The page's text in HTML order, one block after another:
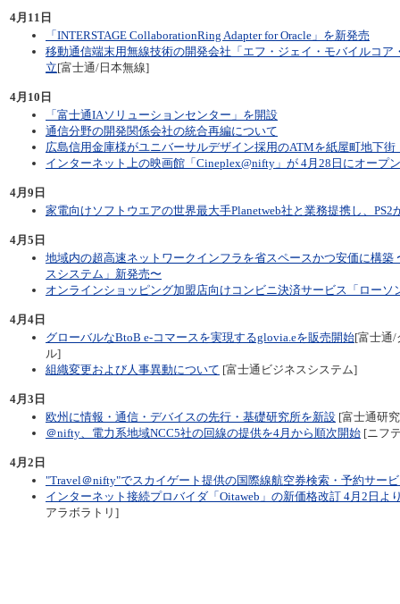
4月11日
「INTERSTAGE CollaborationRing Adapter for Oracle」を新発売
移動通信端末用無線技術の開発会社「エフ・ジェイ・モバイルコア
立[富士通/日本無線]
4月10日
「富士通IAソリューションセンター」を開設
通信分野の開発関係会社の統合再編について
広島信用金庫様がユニバーサルデザイン採用のATMを紙屋町地下
インターネット上の映画館「Cineplex@nifty」が 4月28日にオープン
4月9日
家電向けソフトウエアの世界最大手Planetweb社と業務提携し、PS2
4月5日
地域内の超高速ネットワークインフラを省スペースかつ安価に構築
スシステム」新発売〜
オンラインショッピング加盟店向けコンビニ決済サービス「ローソ
4月4日
グローバルなBtoB e-コマースを実現するglovia.eを販売開始[富士通/
ル]
組織変更および人事異動について [富士通ビジネスシステム]
4月3日
欧州に情報・通信・デバイスの先行・基礎研究所を新設 [富士通研
＠nifty、電力系地域NCC5社の回線の提供を4月から順次開始 [ニフ
4月2日
"Travel＠nifty"でスカイゲート提供の国際線航空券検索・予約サー
インターネット接続プロバイダ「Oitaweb」の新価格改訂 4月2日よ
アラボラトリ]